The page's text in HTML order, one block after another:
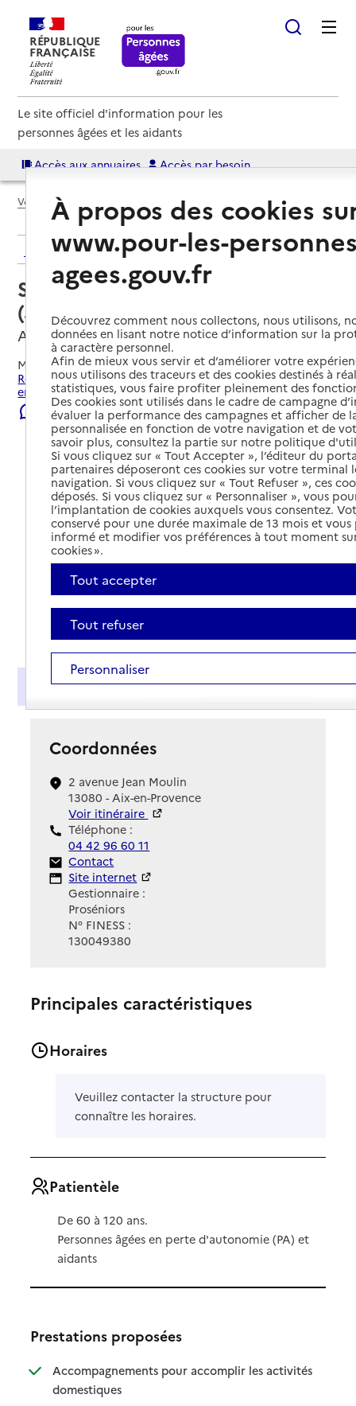
RÉPUBLIQUE
FRANÇAISE
Le site officiel d'information pour les
personnes âgées et les aidants
Accès aux annuaires Accès par besoin
Voir le fil d’Ariane
Retour aux résultats de l'annuaire
Service autonomie à domicile
(aide) – Proséniors
Aix-en-Provence, BOUCHES-DU-RHONE
Mis à jour le22/07/2026
Rechercher les établissements et services autour de Aix-
en-Provence.
Signaler une erreur
Présentation
Coordonnées
2 avenue Jean Moulin
13080 - Aix-en-Provence
Voir itinéraire
Téléphone :
04 42 96 60 11
Contact
Contact
Site Internet
Site internet
Gestionnaire :
Proséniors
N° FINESS :
130049380
Principales caractéristiques
Horaires
Veuillez contacter la structure pour
connaître les horaires.
Patientèle
De 60 à 120 ans.
Personnes âgées en perte d'autonomie (PA) et
aidants
Prestations proposées
Accompagnements pour accomplir les activités
domestiques: disponible
: non disponible
À propos des cookies
www.pour-les-
agees.gouv.fr
Découvrez comment nous collectons, nous utilisons,
données en lisant notre notice d’information sur la
à caractère personnel.
Afin de mieux vous servir et d’améliorer votre
nous utilisons des traceurs et des cookies destinés à
statistiques, vous faire profiter pleinement des
Des cookies sont utilisés dans le cadre de campagne
évaluer la performance des campagnes et afficher de
personnalisée en fonction de votre navigation et de
savoir plus, consultez la partie sur notre politique
Si vous cliquez sur « Tout Accepter », l’éditeur du
partenaires déposeront ces cookies sur votre terminal
navigation. Si vous cliquez sur « Tout Refuser », ces
déposés. Si vous cliquez sur « Personnaliser », vous
l’implantation de cookies auxquels vous consentez.
conservé pour une durée maximale de 13 mois et
informé et modifier vos préférences à tout moment
cookies ».
Tout accepter
Tout refuser
Personnaliser